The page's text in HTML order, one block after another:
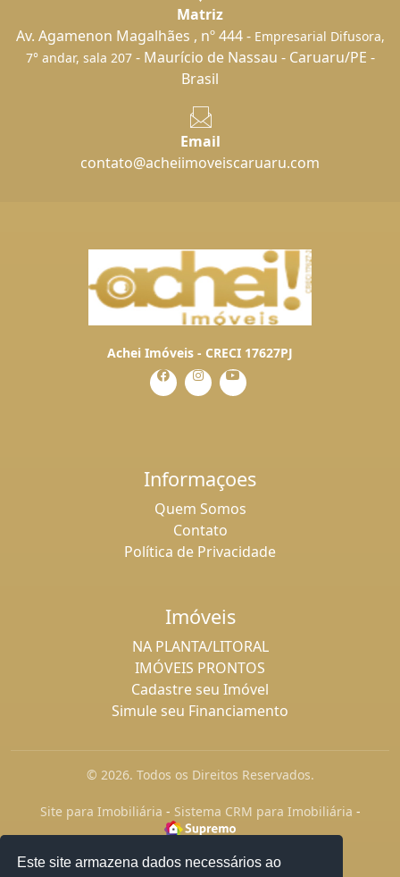
Este site armazena dados necessários ao
Matriz
Av. Agamenon Magalhães , nº 444 - Empresarial Difusora,
7° andar, sala 207- Maurício de Nassau - Caruaru/PE -
Brasil
Email
contato@acheiimoveiscaruaru.com
Achei Imóveis - CRECI 17627PJ
Informaçoes
Quem Somos
Contato
Política de Privacidade
Imóveis
NA PLANTA/LITORAL
IMÓVEIS PRONTOS
Cadastre seu Imóvel
Simule seu Financiamento
© 2026. Todos os Direitos Reservados.
Site para Imobiliária - Sistema CRM para Imobiliária -